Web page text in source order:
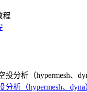
析（hypermesh、dyna